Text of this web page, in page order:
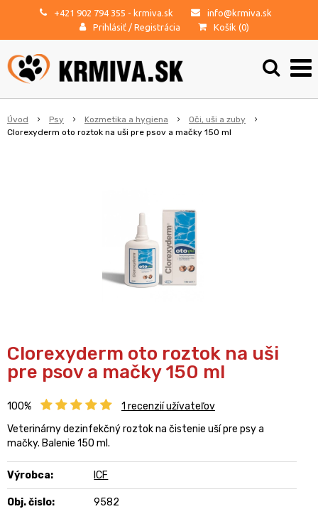
+421 902 794 355 - krmiva.sk
info@krmiva.sk
Prihlásiť / Registrácia Košík (0)
Úvod Psy Kozmetika a hygiena
Oči, uši a zuby
Clorexyderm oto roztok na uši pre psov a mačky 150 ml
Clorexyderm oto roztok na uši
pre psov a mačky 150 ml
100% 1 recenzií užívateľov
Veterinárny dezinfekčný roztok na čistenie uší pre psy a
mačky. Balenie 150 ml.
Výrobca: ICF
Obj. čislo: 9582